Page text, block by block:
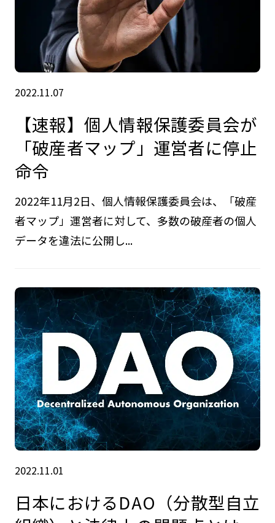
2022.11.07
【速報】個人情報保護委員会が
「破産者マップ」運営者に停止
命令
2022年11月2日、個人情報保護委員会は、「破産
者マップ」運営者に対して、多数の破産者の個人
データを違法に公開し...
2022.11.01
日本におけるDAO（分散型自立